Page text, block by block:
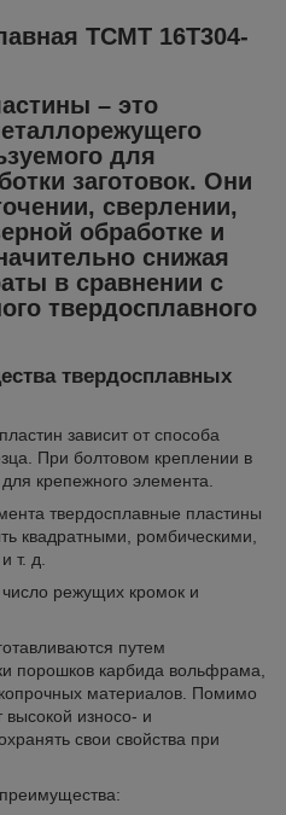
TCMT 16T304-
– это
для
заготовок. Они
сверлении,
обработке и
снижая
в сравнении с
твердосплавного
твердосплавных
зависит от способа
При болтовом креплении в
крепежного элемента.
твердосплавные пластины
квадратными, ромбическими,
т. д.
число режущих кромок и
путем
порошков карбида вольфрама,
материалов. Помимо
износо- и
свои свойства при